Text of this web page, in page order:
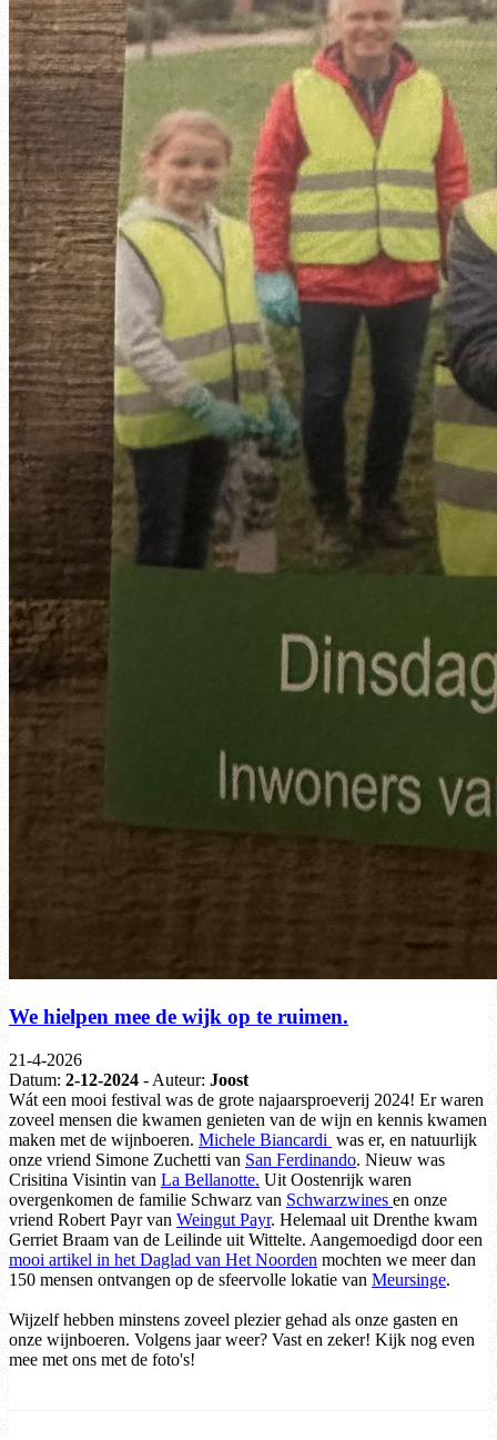
We hielpen mee de wijk op te ruimen.
21-4-2026
Datum: 2-12-2024 - Auteur: Joost
Wát een mooi festival was de grote najaarsproeverij 2024! Er waren
zoveel mensen die kwamen genieten van de wijn en kennis kwamen
maken met de wijnboeren. Michele Biancardi was er, en natuurlijk
onze vriend Simone Zuchetti van San Ferdinando. Nieuw was
Crisitina Visintin van La Bellanotte. Uit Oostenrijk waren
overgenkomen de familie Schwarz van Schwarzwines en onze
vriend Robert Payr van Weingut Payr. Helemaal uit Drenthe kwam
Gerriet Braam van de Leilinde uit Wittelte. Aangemoedigd door een
mooi artikel in het Daglad van Het Noorden mochten we meer dan
150 mensen ontvangen op de sfeervolle lokatie van Meursinge.
Wijzelf hebben minstens zoveel plezier gehad als onze gasten en
onze wijnboeren. Volgens jaar weer? Vast en zeker! Kijk nog even
mee met ons met de foto's!